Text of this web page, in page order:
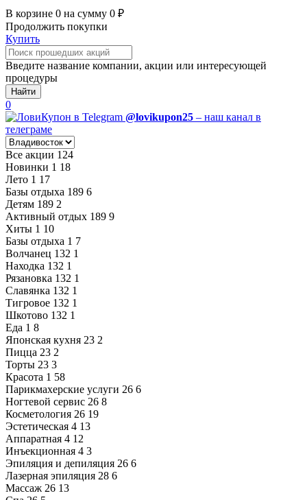
В корзине 0 на сумму 0 ₽
Продолжить покупки
Купить
Введите название компании, акции или интересующей
процедуры
Найти
0
@lovikupon25 – наш канал в
телеграме
Все акции 124
Новинки 1 18
Лето 1 17
Базы отдыха 189 6
Детям 189 2
Активный отдых 189 9
Хиты 1 10
Базы отдыха 1 7
Волчанец 132 1
Находка 132 1
Рязановка 132 1
Славянка 132 1
Тигровое 132 1
Шкотово 132 1
Еда 1 8
Японская кухня 23 2
Пицца 23 2
Торты 23 3
Красота 1 58
Парикмахерские услуги 26 6
Ногтевой сервис 26 8
Косметология 26 19
Эстетическая 4 13
Аппаратная 4 12
Инъекционная 4 3
Эпиляция и депиляция 26 6
Лазерная эпиляция 28 6
Массаж 26 13